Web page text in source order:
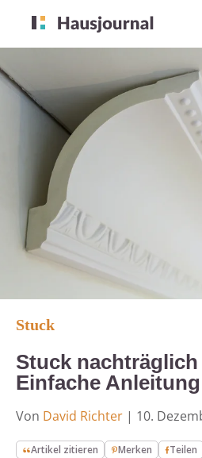
Stuck
Stuck
Einfache
Von David Richter | 10.
Artikel zitieren Merken Teilen